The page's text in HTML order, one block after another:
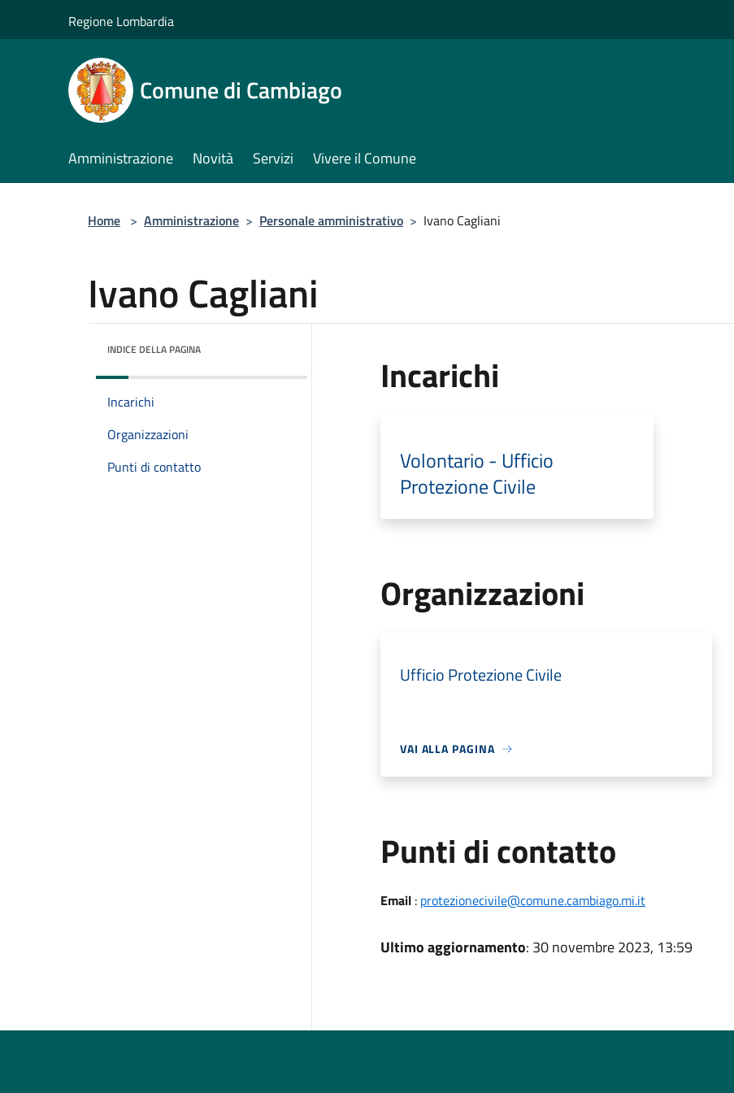
Regione Lombardia
Comune di Cambiago
Amministrazione Novità Servizi Vivere il Comune
Home > Amministrazione > Personale amministrativo > Ivano Cagliani
Ivano Cagliani
INDICE DELLA PAGINA
Incarichi
Organizzazioni
Punti di contatto
Incarichi
Volontario - Ufficio
Protezione Civile
Organizzazioni
Ufficio Protezione Civile
VAI ALLA PAGINA
Punti di contatto
Email: protezionecivile@comune.cambiago.mi.it
Ultimo aggiornamento: 30 novembre 2023, 13:59